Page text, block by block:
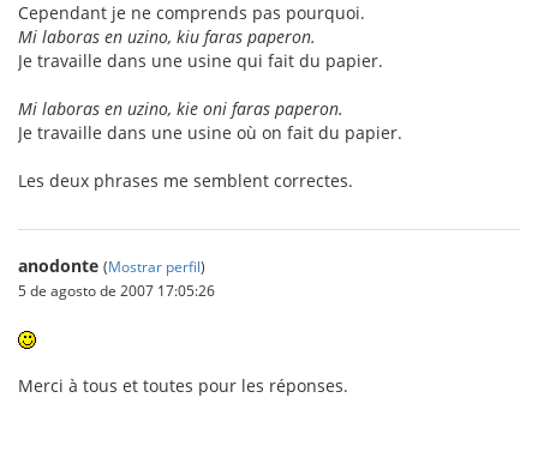
Cependant je ne comprends pas pourquoi.
Mi laboras en uzino, kiu faras paperon.
Je travaille dans une usine qui fait du papier.
Mi laboras en uzino, kie oni faras paperon.
Je travaille dans une usine où on fait du papier.
Les deux phrases me semblent correctes.
anodonte (Mostrar perfil)
5 de agosto de 2007 17:05:26
Merci à tous et toutes pour les réponses.